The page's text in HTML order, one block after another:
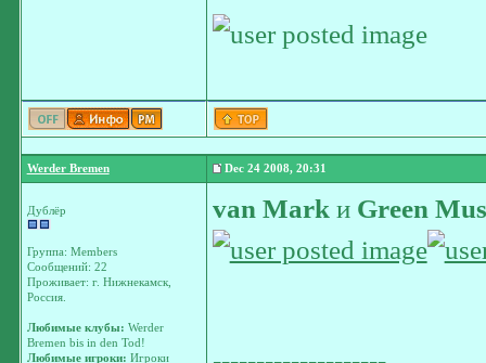
Werder Bremen Dec 24 2008, 20:31
Дублёр
Группа: Members
Сообщений: 22
Проживает: г. Нижнекамск,
Россия.
Любимые клубы: Werder
Bremen bis in den Tod!
Любимые игроки: Игроки
van Mark и Green